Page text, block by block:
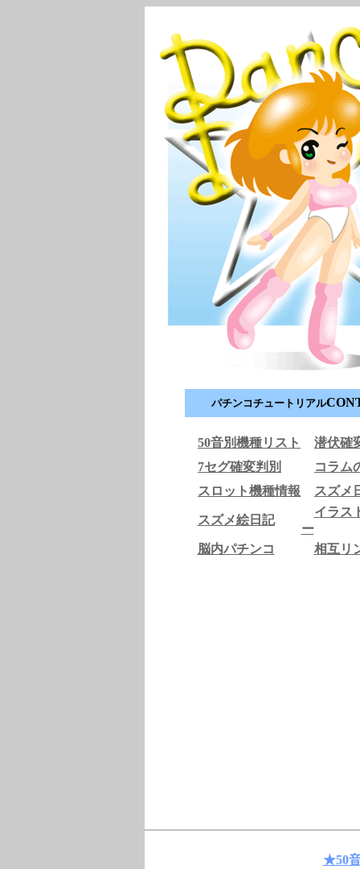
パチンコチュートリアル
50音別機種リスト
潜伏確
7セグ確変判別
コラム
スロット機種情報
スズメ
スズメ絵日記
イラス
ー
脳内パチンコ
相互リ
★50